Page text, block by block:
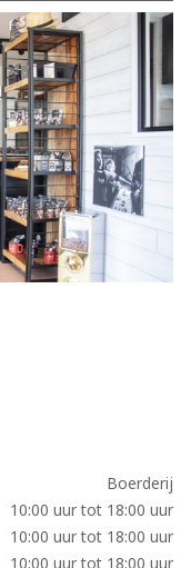
Boerderij
10:00 uur tot 18:00 uur
10:00 uur tot 18:00 uur
10:00 uur tot 18:00 uur